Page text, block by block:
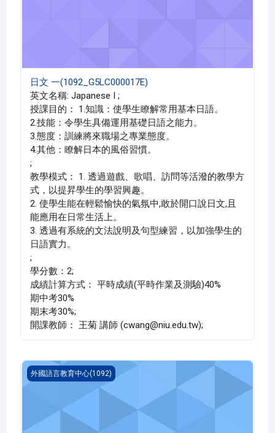
日文 一(1092_G5LC000017E)
英文名稱: Japanese I ;
授課目的： 1.知識：使學生瞭解常用基本日語。
2.技能：令學生具備運用基礎日語之能力。
3.態度：訓練將來職場之專業態度。
4.其他：瞭解日本的風俗習慣。
;
教學模式： 1. 透過遊戲、歌唱、訪問等活潑的教學方
式，以提昇學生的學習興趣。
2. 使學生能在輕鬆愉快的氣氛中,敢於開口說日文,且
能應用在日常生活上。
3. 透過有系統的文法說明及句型練習，以加強學生的
日語實力。
;
學分數：2;
成績計算方式： 平時成績(平時作業及測驗)40%
期中考30%
期末考30%;
開課教師： 王菊 講師 (cwang@niu.edu.tw);
日文 一(1092_G5LC000017C)
外國語言教育中心(1092)